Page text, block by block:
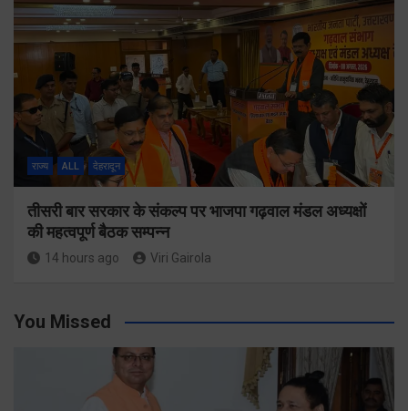
राज्य ALL देहरादून
तीसरी बार सरकार के संकल्प पर भाजपा गढ़वाल मंडल अध्यक्षों
की महत्वपूर्ण बैठक सम्पन्न
14 hours ago Viri Gairola
You Missed